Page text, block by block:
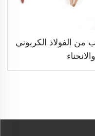
الفولاذ الكربوني